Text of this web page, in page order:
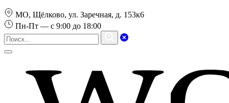
МО, Щёлково, ул. Заречная, д. 153к6
Пн-Пт — с 9:00 до 18:00